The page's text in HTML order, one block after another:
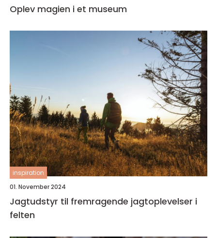
Oplev magien i et museum
inspiration
01. November 2024
Jagtudstyr til fremragende jagtoplevelser i
felten